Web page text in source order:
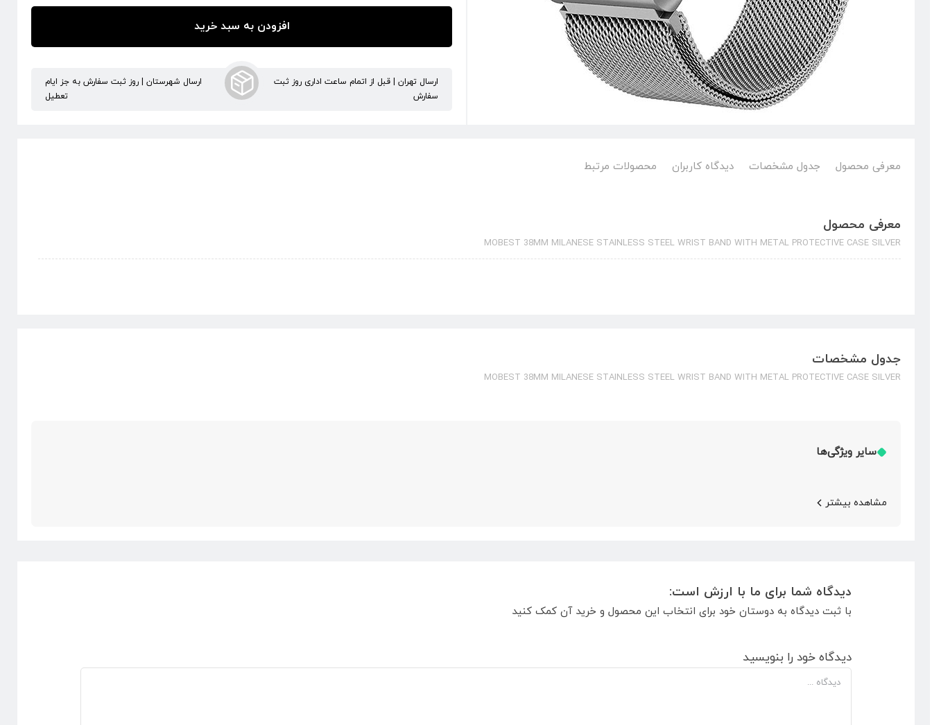
افزودن به سبد خرید
ارسال تهران | قبل از اتمام ساعت اداری روز ثبت
سفارش
ارسال شهرستان | روز ثبت سفارش به جز ایام
تعطیل
معرفی محصول جدول مشخصات دیدگاه کاربران محصولات مرتبط
معرفی محصول
MOBEST 38MM MILANESE STAINLESS STEEL WRIST BAND WITH METAL PROTECTIVE CASE SILVER
جدول مشخصات
MOBEST 38MM MILANESE STAINLESS STEEL WRIST BAND WITH METAL PROTECTIVE CASE SILVER
سایر ویژگی‌ها
مشاهده بیشتر
دیدگاه شما برای ما با ارزش است:
با ثبت دیدگاه به دوستان خود برای انتخاب این محصول و خرید آن کمک کنید
دیدگاه خود را بنویسید
دیدگاه